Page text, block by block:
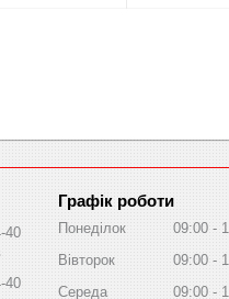
40
40
Графік роботи
Понеділок 09:00
Вівторок
09:00
Середа
09:00